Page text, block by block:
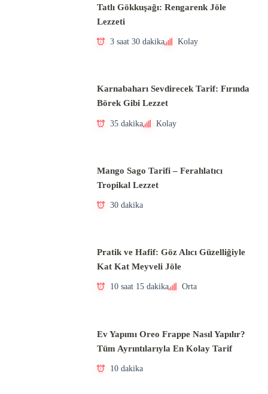
Tatlı Gökkuşağı: Rengarenk Jöle
Lezzeti
3 saat 30 dakika Kolay
Karnabaharı Sevdirecek Tarif: Fırında
Börek Gibi Lezzet
35 dakika Kolay
Mango Sago Tarifi – Ferahlatıcı
Tropikal Lezzet
30 dakika
Pratik ve Hafif: Göz Alıcı Güzelliğiyle
Kat Kat Meyveli Jöle
10 saat 15 dakika Orta
Ev Yapımı Oreo Frappe Nasıl Yapılır?
Tüm Ayrıntılarıyla En Kolay Tarif
10 dakika